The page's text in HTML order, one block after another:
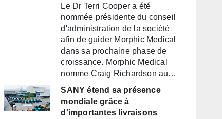
Le Dr Terri Cooper a été
nommée présidente du conseil
d'administration de la société
afin de guider Morphic Medical
dans sa prochaine phase de
croissance. Morphic Medical
nomme Craig Richardson au…
SANY étend sa présence
mondiale grâce à
d'importantes livraisons